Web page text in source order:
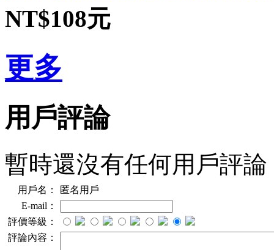
NT$108元
更多
用戶評論
暫時還沒有任何用戶評論
用戶名：
匿名用戶
E-mail：
評價等級：
評論內容：